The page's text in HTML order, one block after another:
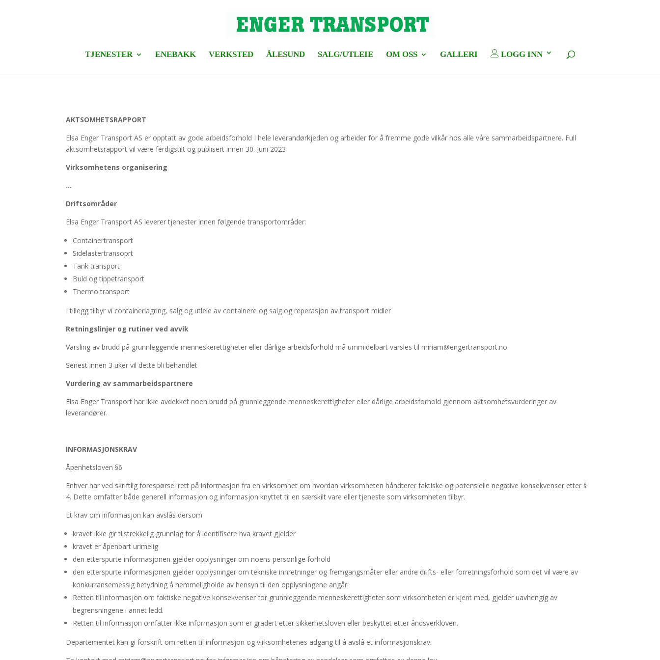
TJENESTER ENEBAKK VERKSTED ÅLESUND SALG/UTLEIE OM OSS GALLERI LOGG INN
AKTSOMHETSRAPPORT
Elsa Enger Transport AS er opptatt av gode arbeidsforhold I hele leverandørkjeden og arbeider for å fremme gode vilkår hos alle våre sammarbeidspartnere. Full
aktsomhetsrapport vil være ferdigstilt og publisert innen 30. Juni 2023
Virksomhetens organisering
….
Driftsområder
Elsa Enger Transport AS leverer tjenester innen følgende transportområder:
Containertransport
Sidelastertransoprt
Tank transport
Buld og tippetransport
Thermo transport
I tillegg tilbyr vi containerlagring, salg og utleie av containere og salg og reperasjon av transport midler
Retningslinjer og rutiner ved avvik
Varsling av brudd på grunnleggende menneskerettigheter eller dårlige arbeidsforhold må ummidelbart varsles til miriam@engertransport.no.
Senest innen 3 uker vil dette bli behandlet
Vurdering av sammarbeidspartnere
Elsa Enger Transport har ikke avdekket noen brudd på grunnleggende menneskerettigheter eller dårlige arbeidsforhold gjennom aktsomhetsvurderinger av
leverandører.
INFORMASJONSKRAV
Åpenhetsloven §6
Enhver har ved skriftlig forespørsel rett på informasjon fra en virksomhet om hvordan virksomheten håndterer faktiske og potensielle negative konsekvenser etter §
4. Dette omfatter både generell informasjon og informasjon knyttet til en særskilt vare eller tjeneste som virksomheten tilbyr.
Et krav om informasjon kan avslås dersom
kravet ikke gir tilstrekkelig grunnlag for å identifisere hva kravet gjelder
kravet er åpenbart urimelig
den etterspurte informasjonen gjelder opplysninger om noens personlige forhold
den etterspurte informasjonen gjelder opplysninger om tekniske innretninger og fremgangsmåter eller andre drifts- eller forretningsforhold som det vil være av
konkurransemessig betydning å hemmeligholde av hensyn til den opplysningene angår.
Retten til informasjon om faktiske negative konsekvenser for grunnleggende menneskerettigheter som virksomheten er kjent med, gjelder uavhengig av
begrensningene i annet ledd.
Retten til informasjon omfatter ikke informasjon som er gradert etter sikkerhetsloven eller beskyttet etter åndsverkloven.
Departementet kan gi forskrift om retten til informasjon og virksomhetenes adgang til å avslå et informasjonskrav.